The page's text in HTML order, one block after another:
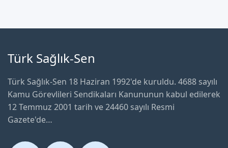
Türk Sağlık-Sen
Türk Sağlık-Sen 18 Haziran 1992'de kuruldu. 4688 sayılı
Kamu Görevlileri Sendikaları Kanununun kabul edilerek
12 Temmuz 2001 tarih ve 24460 sayılı Resmi
Gazete'de…